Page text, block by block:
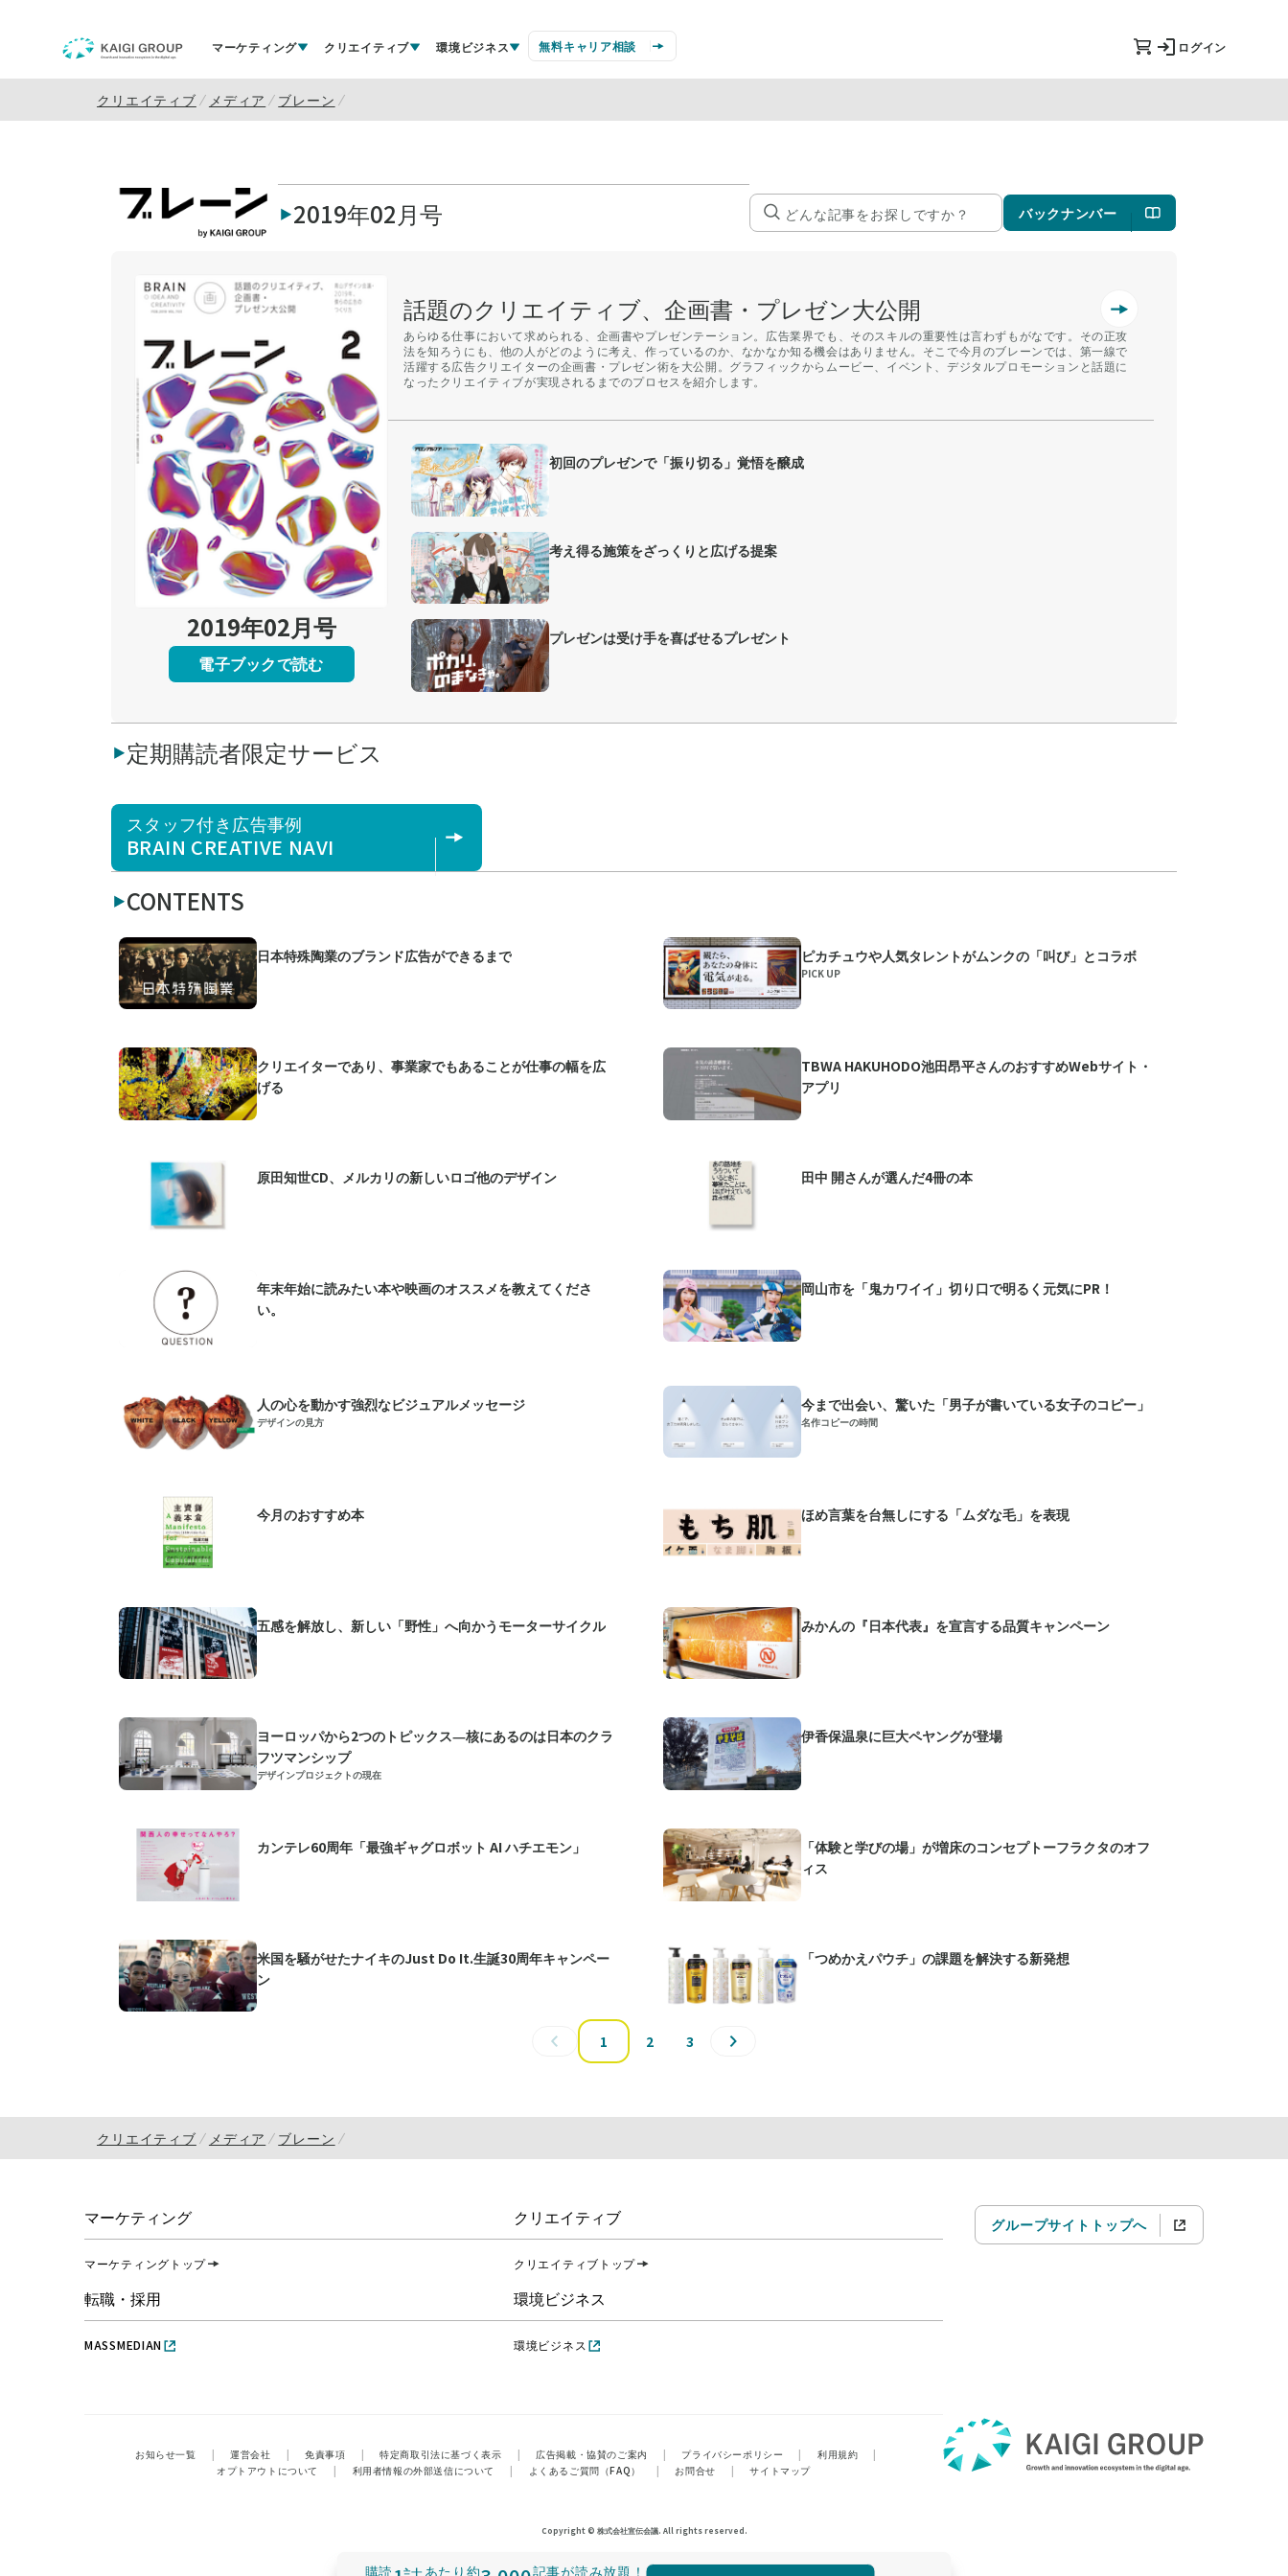
マーケティング クリエイティブ 環境ビジネス 無料キャリア相談 ログイン
クリエイティブ メディア ブレーン
2019年02月号 バックナンバー
2019年02月号
電子ブックで読む
話題のクリエイティブ、企画書・プレゼン大公開
あらゆる仕事において求められる、企画書やプレゼンテーション。広告業界でも、そのスキルの重要性は言わずもがなです。その正攻
法を知ろうにも、他の人がどのように考え、作っているのか、なかなか知る機会はありません。そこで今月のブレーンでは、第一線で
活躍する広告クリエイターの企画書・プレゼン術を大公開。グラフィックからムービー、イベント、デジタルプロモーションと話題に
なったクリエイティブが実現されるまでのプロセスを紹介します。
初回のプレゼンで「振り切る」覚悟を醸成
考え得る施策をざっくりと広げる提案
プレゼンは受け手を喜ばせるプレゼント
定期購読者限定サービス
スタッフ付き広告事例
BRAIN CREATIVE NAVI
CONTENTS
日本特殊陶業のブランド広告ができるまで ピカチュウや人気タレントがムンクの「叫び」とコラボ
PICK UP
クリエイターであり、事業家でもあることが仕事の幅を広
げる
TBWA HAKUHODO池田昂平さんのおすすめWebサイト・
アプリ
原田知世CD、メルカリの新しいロゴ他のデザイン 田中 開さんが選んだ4冊の本
年末年始に読みたい本や映画のオススメを教えてくださ
い。
岡山市を「鬼カワイイ」切り口で明るく元気にPR！
人の心を動かす強烈なビジュアルメッセージ
デザインの見方
今まで出会い、驚いた「男子が書いている女子のコピー」
名作コピーの時間
今月のおすすめ本 ほめ言葉を台無しにする「ムダな毛」を表現
五感を解放し、新しい「野性」へ向かうモーターサイクル みかんの『日本代表』を宣言する品質キャンペーン
ヨーロッパから2つのトピックス―核にあるのは日本のクラ
フツマンシップ
デザインプロジェクトの現在
伊香保温泉に巨大ペヤングが登場
カンテレ60周年「最強ギャグロボット AI ハチエモン」
「体験と学びの場」が増床のコンセプトーフラクタのオフ
ィス
米国を騒がせたナイキのJust Do It.生誕30周年キャンペー
ン
「つめかえパウチ」の課題を解決する新発想
1 2 3
購読 あたり 約 記事が読み放題！
クリエイティブ メディア ブレーン
マーケティング
マーケティングトップ
クリエイティブ
クリエイティブトップ
転職・採用
MASSMEDIAN
環境ビジネス
環境ビジネス
お知らせ一覧 | 運営会社 | 免責事項 | 特定商取引法に基づく表示 | 広告掲載・協賛のご案内 | プライバシーポリシー | 利用規約
|
オプトアウトについて
| 利用者情報の外部送信について | よくあるご質問（FAQ） | お問合せ | サイトマップ
グループサイトトップへ
Copyright © 株式会社宣伝会議. All rights reserved.